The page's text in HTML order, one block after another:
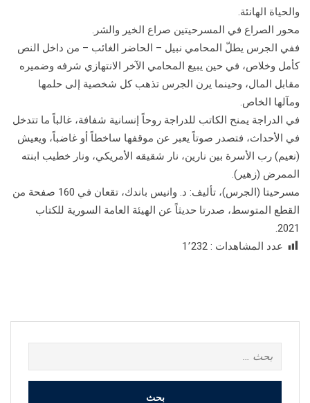
والحياة الهانئة.
محور الصراع في المسرحيتين صراع الخير والشر.
ففي الجرس يطلّ المحامي نبيل – الحاضر الغائب – من داخل النص
كأمل وخلاص، في حين يبيع المحامي الآخر الانتهازي شرفه وضميره
مقابل المال، وحينما يرن الجرس تذهب كل شخصية إلى حلمها
ومآلها الخاص.
في الدراجة يمنح الكاتب للدراجة روحاً إنسانية شفافة، غالباً ما تتدخل
في الأحداث، فتصدر صوتاً يعبر عن موقفها ساخطاً أو غاضباً، ويعيش
(نعيم) رب الأسرة بين نارين، نار شقيقه الأمريكي، ونار خطيب ابنته
الممرض (زهير).
مسرحيتا (الجرس)، تأليف: د. وانيس باندك، تقعان في 160 صفحة من
القطع المتوسط، صدرتا حديثاً عن الهيئة العامة السورية للكتاب
2021.
عدد المشاهدات : 1٬232
عن: